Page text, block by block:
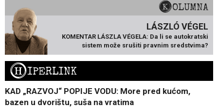
KOLUMNA
LÁSZLÓ VÉGEL
KOMENTAR LÁSZLA VÉGELA: Da li se autokratski
sistem može srušiti pravnim sredstvima?
HIPERLINK
KAD „RAZVOJ“ POPIJE VODU: More pred kućom,
bazen u dvorištu, suša na vratima